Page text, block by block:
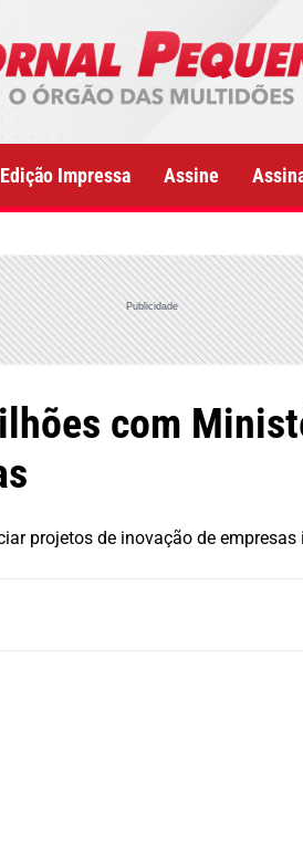
Edição Impressa Assine
Publicidade
com
projetos de inovação de